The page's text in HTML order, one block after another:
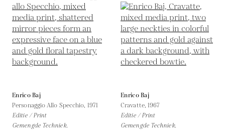
Enrico Baj
Personaggio Allo Specchio, 1971
Editie / Print
Gemengde Techniek.
Enrico Baj
Cravatte, 1967
Editie / Print
Gemengde Techniek.